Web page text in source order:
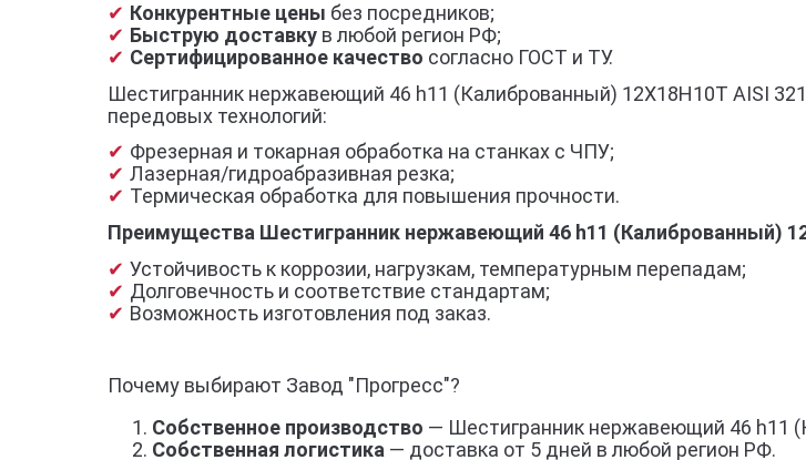
Конкурентные цены без посредников;
Быструю доставку в любой регион РФ;
Сертифицированное качество согласно ГОСТ и ТУ.
Шестигранник нержавеющий 46 h11 (Калиброванный) 12Х18Н10Т AISI
передовых технологий:
Фрезерная и токарная обработка на станках с ЧПУ;
Лазерная/гидроабразивная резка;
Термическая обработка для повышения прочности.
Преимущества Шестигранник нержавеющий 46 h11 (Калиброванный)
Устойчивость к коррозии, нагрузкам, температурным перепадам;
Долговечность и соответствие стандартам;
Возможность изготовления под заказ.
Почему выбирают Завод "Прогресс"?
Собственное производство — Шестигранник нержавеющий 46 h11
Собственная логистика — доставка от 5 дней в любой регион РФ.